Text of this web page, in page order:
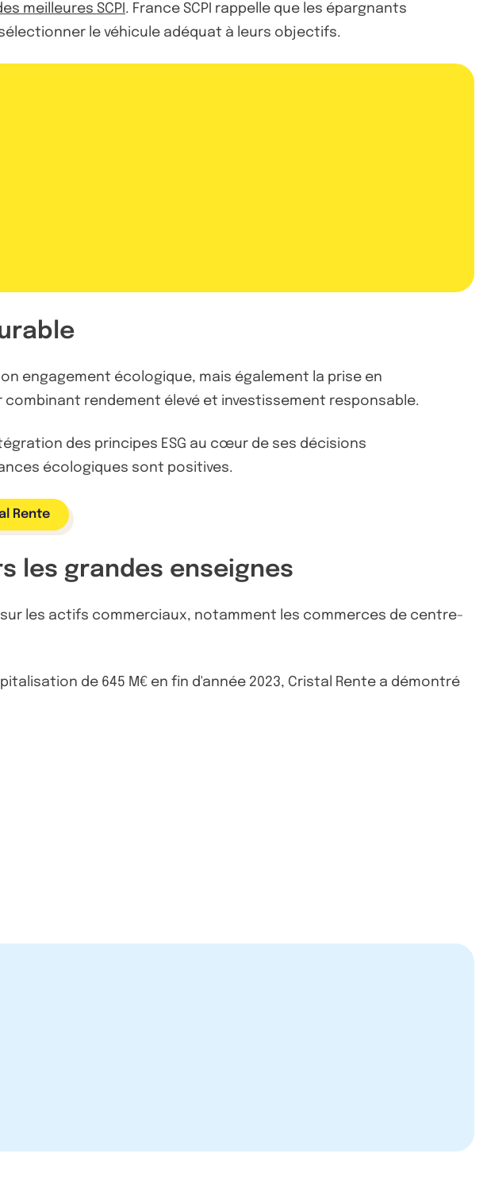
meilleures SCPI . France SCPI rappelle que les épargnants
le véhicule adéquat à leurs objectifs.
engagement écologique, mais également la prise en
combinant rendement élevé et investissement responsable.
des principes ESG au cœur de ses décisions
écologiques sont positives.
Rente
les grandes enseignes
sur les actifs commerciaux, notamment les commerces de centre-
de 645 M€ en fin d'année 2023, Cristal Rente a démontré